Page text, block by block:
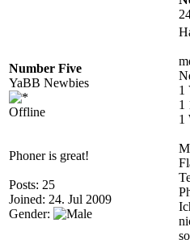
Number Five
YaBB Newbies
Offline
Phoner is great!
Posts: 25
Joined: 24. Jul 2009
Gender:
1
1
1